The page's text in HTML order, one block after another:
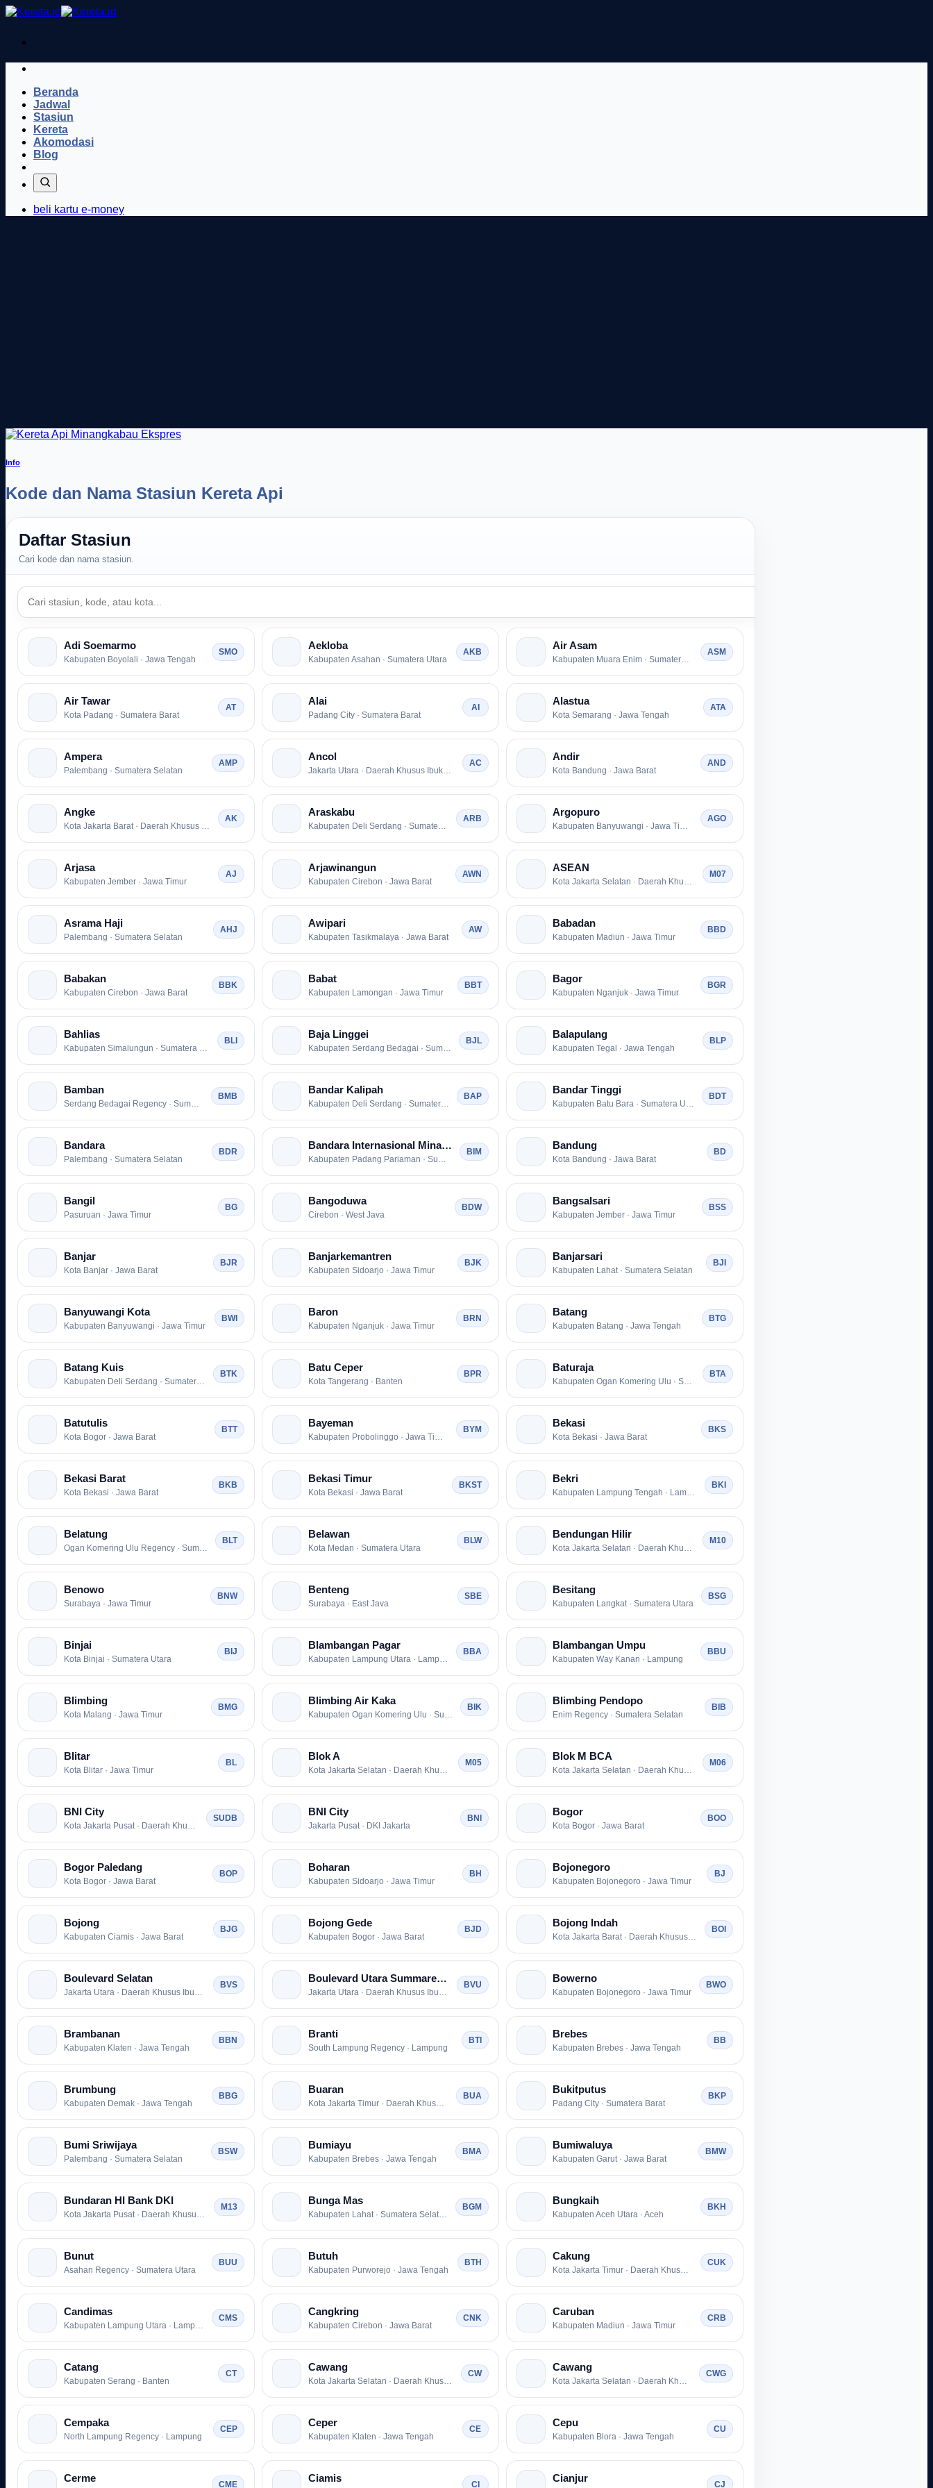
Skip
Beranda
Jadwal
Stasiun
Kereta
Akomodasi
Blog
beli kartu e-money
Info
Kode dan Nama Stasiun Kereta Api
Daftar Stasiun
Cari kode dan nama stasiun.
Adi Soemarmo
Kabupaten Boyolali · Jawa Tengah
SMO
Aekloba
Kabupaten Asahan · Sumatera Utara
AKB
Air Asam
Kabupaten Muara Enim · Sumatera Selatan
ASM
Air Tawar
Kota Padang · Sumatera Barat
AT
Alai
Padang City · Sumatera Barat
AI
Alastua
Kota Semarang · Jawa Tengah
ATA
Ampera
Palembang · Sumatera Selatan
AMP
Ancol
Jakarta Utara · Daerah Khusus Ibukota Jakarta
AC
Andir
Kota Bandung · Jawa Barat
AND
Angke
Kota Jakarta Barat · Daerah Khusus Ibukota Jakarta
AK
Araskabu
Kabupaten Deli Serdang · Sumatera Utara
ARB
Argopuro
Kabupaten Banyuwangi · Jawa Timur
AGO
Arjasa
Kabupaten Jember · Jawa Timur
AJ
Arjawinangun
Kabupaten Cirebon · Jawa Barat
AWN
ASEAN
Kota Jakarta Selatan · Daerah Khusus Ibukota Jakarta
M07
Asrama Haji
Palembang · Sumatera Selatan
AHJ
Awipari
Kabupaten Tasikmalaya · Jawa Barat
AW
Babadan
Kabupaten Madiun · Jawa Timur
BBD
Babakan
Kabupaten Cirebon · Jawa Barat
BBK
Babat
Kabupaten Lamongan · Jawa Timur
BBT
Bagor
Kabupaten Nganjuk · Jawa Timur
BGR
Bahlias
Kabupaten Simalungun · Sumatera Utara
BLI
Baja Linggei
Kabupaten Serdang Bedagai · Sumatera Utara
BJL
Balapulang
Kabupaten Tegal · Jawa Tengah
BLP
Bamban
Serdang Bedagai Regency · Sumatera Utara
BMB
Bandar Kalipah
Kabupaten Deli Serdang · Sumatera Utara
BAP
Bandar Tinggi
Kabupaten Batu Bara · Sumatera Utara
BDT
Bandara
Palembang · Sumatera Selatan
BDR
Bandara Internasional Minangkabau
Kabupaten Padang Pariaman · Sumatera Barat
BIM
Bandung
Kota Bandung · Jawa Barat
BD
Bangil
Pasuruan · Jawa Timur
BG
Bangoduwa
Cirebon · West Java
BDW
Bangsalsari
Kabupaten Jember · Jawa Timur
BSS
Banjar
Kota Banjar · Jawa Barat
BJR
Banjarkemantren
Kabupaten Sidoarjo · Jawa Timur
BJK
Banjarsari
Kabupaten Lahat · Sumatera Selatan
BJI
Banyuwangi Kota
Kabupaten Banyuwangi · Jawa Timur
BWI
Baron
Kabupaten Nganjuk · Jawa Timur
BRN
Batang
Kabupaten Batang · Jawa Tengah
BTG
Batang Kuis
Kabupaten Deli Serdang · Sumatera Utara
BTK
Batu Ceper
Kota Tangerang · Banten
BPR
Baturaja
Kabupaten Ogan Komering Ulu · Sumatera Selatan
BTA
Batutulis
Kota Bogor · Jawa Barat
BTT
Bayeman
Kabupaten Probolinggo · Jawa Timur
BYM
Bekasi
Kota Bekasi · Jawa Barat
BKS
Bekasi Barat
Kota Bekasi · Jawa Barat
BKB
Bekasi Timur
Kota Bekasi · Jawa Barat
BKST
Bekri
Kabupaten Lampung Tengah · Lampung
BKI
Belatung
Ogan Komering Ulu Regency · Sumatera Selatan
BLT
Belawan
Kota Medan · Sumatera Utara
BLW
Bendungan Hilir
Kota Jakarta Selatan · Daerah Khusus Ibukota Jakarta
M10
Benowo
Surabaya · Jawa Timur
BNW
Benteng
Surabaya · East Java
SBE
Besitang
Kabupaten Langkat · Sumatera Utara
BSG
Binjai
Kota Binjai · Sumatera Utara
BIJ
Blambangan Pagar
Kabupaten Lampung Utara · Lampung
BBA
Blambangan Umpu
Kabupaten Way Kanan · Lampung
BBU
Blimbing
Kota Malang · Jawa Timur
BMG
Blimbing Air Kaka
Kabupaten Ogan Komering Ulu · Sumatera Selatan
BIK
Blimbing Pendopo
Enim Regency · Sumatera Selatan
BIB
Blitar
Kota Blitar · Jawa Timur
BL
Blok A
Kota Jakarta Selatan · Daerah Khusus Ibukota Jakarta
M05
Blok M BCA
Kota Jakarta Selatan · Daerah Khusus Ibukota Jakarta
M06
BNI City
Kota Jakarta Pusat · Daerah Khusus Ibukota Jakarta
SUDB
BNI City
Jakarta Pusat · DKI Jakarta
BNI
Bogor
Kota Bogor · Jawa Barat
BOO
Bogor Paledang
Kota Bogor · Jawa Barat
BOP
Boharan
Kabupaten Sidoarjo · Jawa Timur
BH
Bojonegoro
Kabupaten Bojonegoro · Jawa Timur
BJ
Bojong
Kabupaten Ciamis · Jawa Barat
BJG
Bojong Gede
Kabupaten Bogor · Jawa Barat
BJD
Bojong Indah
Kota Jakarta Barat · Daerah Khusus Ibukota Jakarta
BOI
Boulevard Selatan
Jakarta Utara · Daerah Khusus Ibukota Jakarta
BVS
Boulevard Utara Summarecon Mall
Jakarta Utara · Daerah Khusus Ibukota Jakarta
BVU
Bowerno
Kabupaten Bojonegoro · Jawa Timur
BWO
Brambanan
Kabupaten Klaten · Jawa Tengah
BBN
Branti
South Lampung Regency · Lampung
BTI
Brebes
Kabupaten Brebes · Jawa Tengah
BB
Brumbung
Kabupaten Demak · Jawa Tengah
BBG
Buaran
Kota Jakarta Timur · Daerah Khusus Ibukota Jakarta
BUA
Bukitputus
Padang City · Sumatera Barat
BKP
Bumi Sriwijaya
Palembang · Sumatera Selatan
BSW
Bumiayu
Kabupaten Brebes · Jawa Tengah
BMA
Bumiwaluya
Kabupaten Garut · Jawa Barat
BMW
Bundaran HI Bank DKI
Kota Jakarta Pusat · Daerah Khusus Ibukota Jakarta
M13
Bunga Mas
Kabupaten Lahat · Sumatera Selatan
BGM
Bungkaih
Kabupaten Aceh Utara · Aceh
BKH
Bunut
Asahan Regency · Sumatera Utara
BUU
Butuh
Kabupaten Purworejo · Jawa Tengah
BTH
Cakung
Kota Jakarta Timur · Daerah Khusus Ibukota Jakarta
CUK
Candimas
Kabupaten Lampung Utara · Lampung
CMS
Cangkring
Kabupaten Cirebon · Jawa Barat
CNK
Caruban
Kabupaten Madiun · Jawa Timur
CRB
Catang
Kabupaten Serang · Banten
CT
Cawang
Kota Jakarta Selatan · Daerah Khusus Ibukota Jakarta
CW
Cawang
Kota Jakarta Selatan · Daerah Khusus Ibukota Jakarta
CWG
Cempaka
North Lampung Regency · Lampung
CEP
Ceper
Kabupaten Klaten · Jawa Tengah
CE
Cepu
Kabupaten Blora · Jawa Tengah
CU
Cerme
CME
Ciamis
CI
Cianjur
CJ